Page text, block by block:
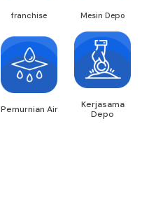
franchise Mesin Depo
Pemurnian Air
Kerjasama
Depo